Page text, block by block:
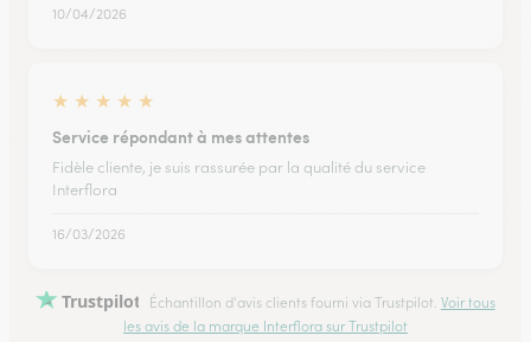
10/04/2026
★ ★ ★ ★ ★
Service répondant à mes attentes
Fidèle cliente, je suis rassurée par la qualité du service
Interflora
16/03/2026
Trustpilot Échantillon d'avis clients fourni via Trustpilot. Voir tous
les avis de la marque Interflora sur Trustpilot